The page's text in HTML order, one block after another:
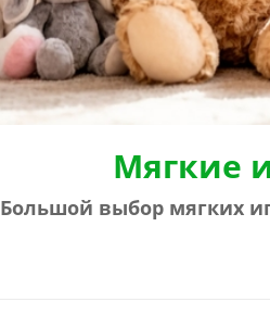
Мягкие
Большой выбор мягких